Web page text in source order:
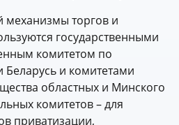
торгов и
государственными
комитетом по
Беларусь и комитетами
областных и Минского
комитетов – для
приватизации,